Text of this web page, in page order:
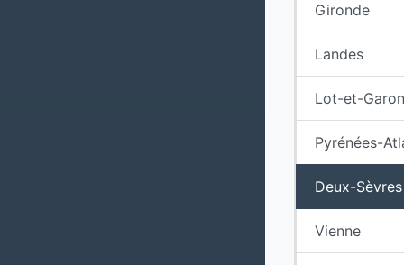
Gironde
Landes
Lot-et-
Pyrénées-
Deux-Sèvres
Vienne